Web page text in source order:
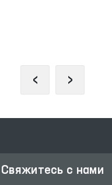
‹ ›
Свяжитесь с нами